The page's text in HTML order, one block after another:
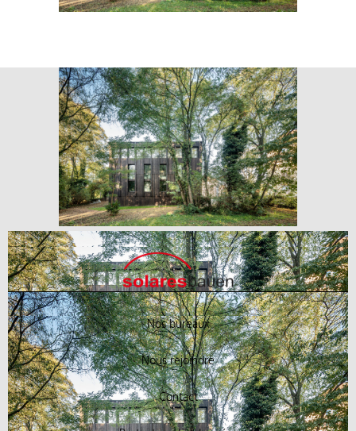
Nos bureaux
Nous rejoindre
Contact